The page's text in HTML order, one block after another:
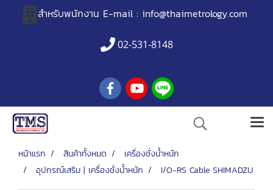
สำหรับพนักงาน E-mail : info@thaimetrology.com
02-531-8148
หน้าแรก สินค้าทั้งหมด
เครื่องชั่งน้ำหนัก
อุปกรณ์เสริม | เครื่องชั่งน้ำหนัก
I/O-RS Cable SHIMADZU